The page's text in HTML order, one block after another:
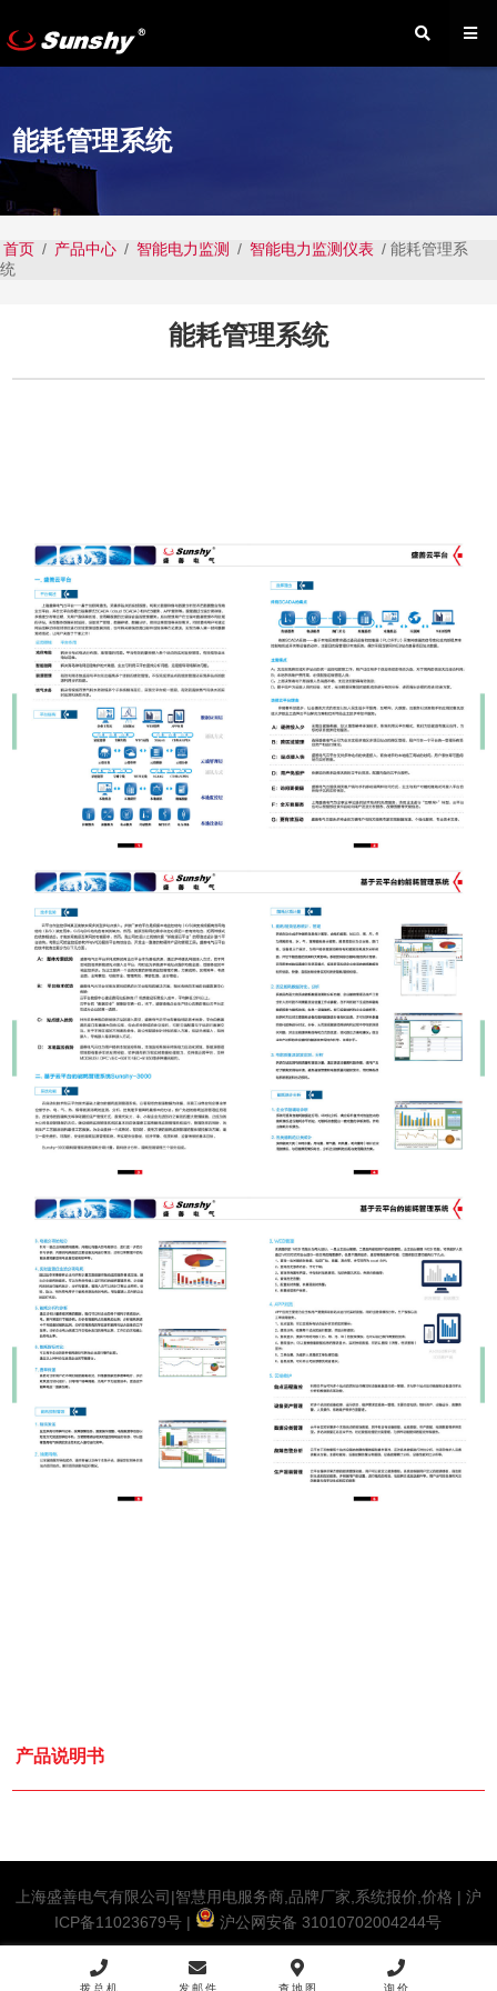
能耗管理系统
首页 / 产品中心 / 智能电力监测 / 智能电力监测仪表 / 能耗管理系
统
能耗管理系统
产品说明书
上海盛善电气有限公司|智慧用电服务商,品牌厂家,系统报价,价格 | 沪
ICP备11023679号 | 沪公网安备 31010702004244号
拨总机 发邮件 查地图 询价